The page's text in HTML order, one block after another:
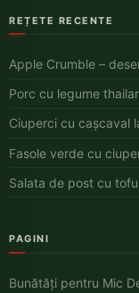
REȚETE RECENTE
Apple Crumble –
Porc cu legume
Ciuperci cu cașcaval
Fasole verde cu
Salata de post cu
PAGINI
Bunătăți pentru Mic